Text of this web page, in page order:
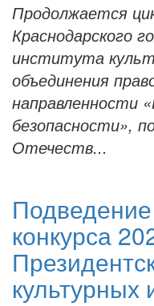
Продолжается
Краснодарского
института
объединения
направленности
безопасности»,
Отечеств...
Подведение
конкурса
культурных